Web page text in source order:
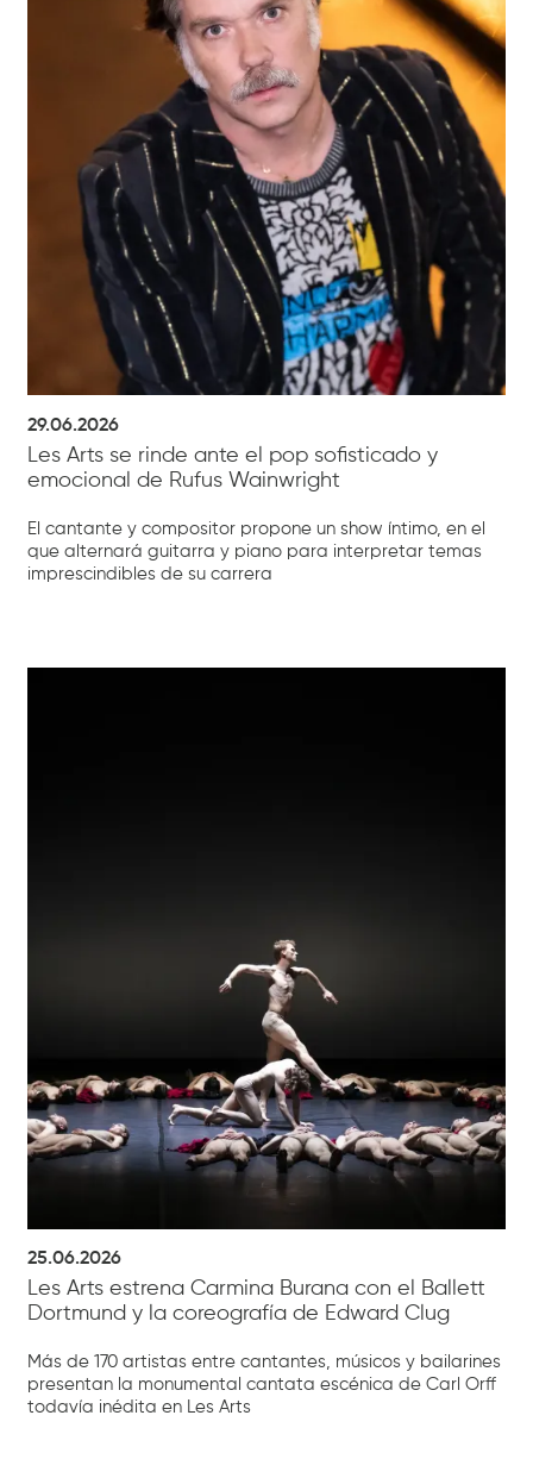
29.06.2026
Les Arts se rinde ante el pop sofisticado y
emocional de Rufus Wainwright
El cantante y compositor propone un show íntimo, en el
que alternará guitarra y piano para interpretar temas
imprescindibles de su carrera
25.06.2026
Les Arts estrena Carmina Burana con el Ballett
Dortmund y la coreografía de Edward Clug
Más de 170 artistas entre cantantes, músicos y bailarines
presentan la monumental cantata escénica de Carl Orff
todavía inédita en Les Arts